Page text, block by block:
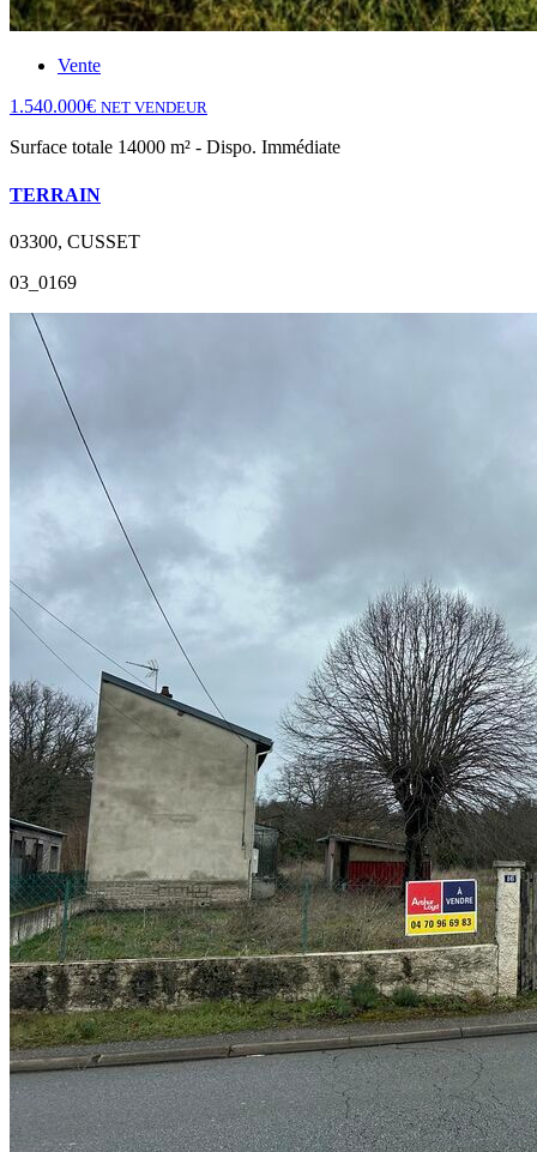
Vente
1.540.000€ NET VENDEUR
Surface totale 14000 m² - Dispo. Immédiate
TERRAIN
03300, CUSSET
03_0169